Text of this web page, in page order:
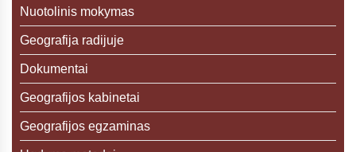
Nuotolinis mokymas
Geografija radijuje
Dokumentai
Geografijos kabinetai
Geografijos egzaminas